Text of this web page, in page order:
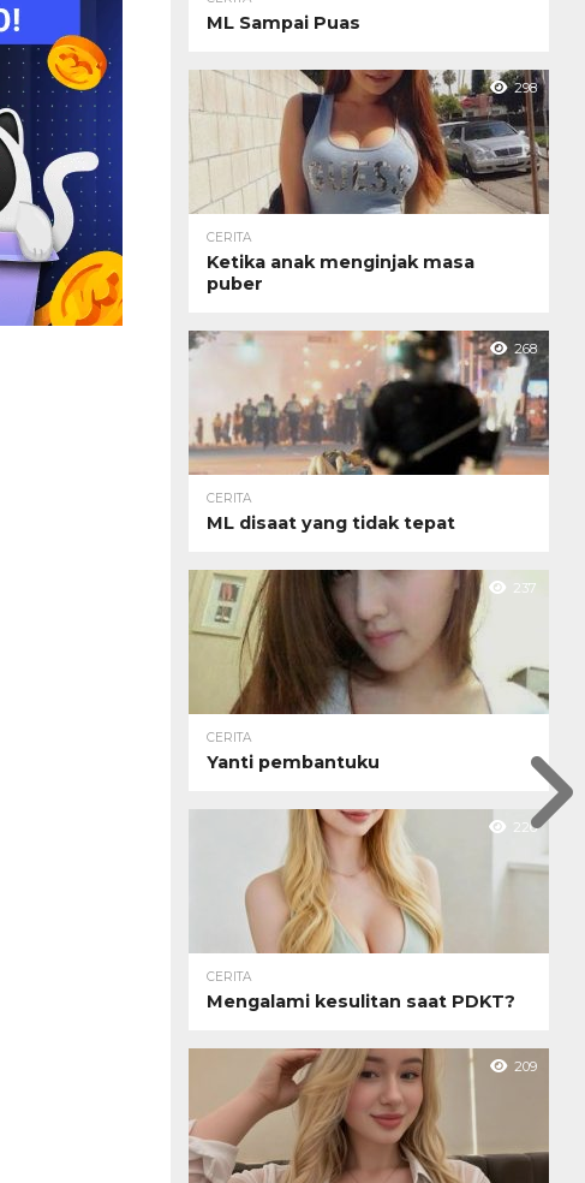
ML Sampai Puas
298
CERITA
Ketika anak menginjak masa
puber
268
CERITA
ML disaat yang tidak tepat
237
CERITA
Yanti pembantuku
226
CERITA
Mengalami kesulitan saat PDKT?
209